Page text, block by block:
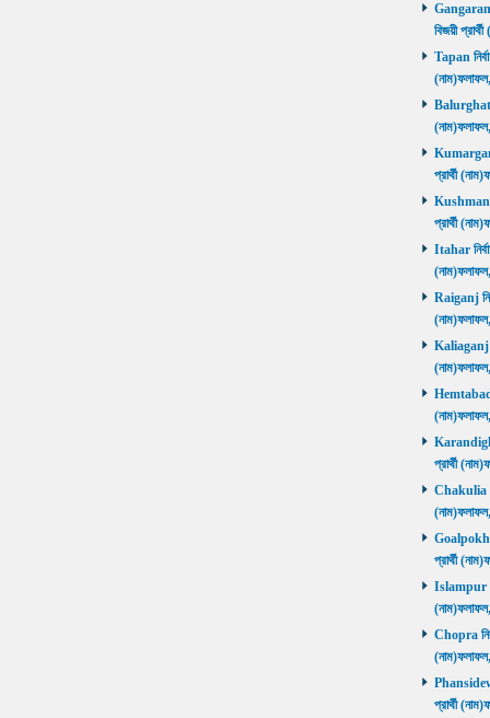
বিজয়ী
Tapan
Balurghat
Kumarganj
প্রার্থী
প্রার্থী
Itahar
Raiganj
Kaliaganj
Hemtabad
Karandighi
প্রার্থী
Chakulia
প্রার্থী
Islampur
Chopra
প্রার্থী